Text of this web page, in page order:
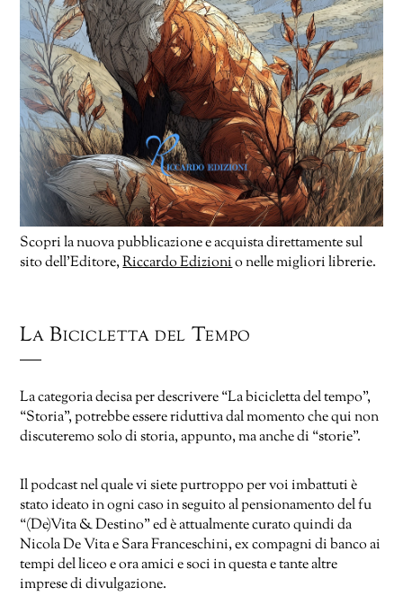
Scopri la nuova pubblicazione e acquista direttamente sul
sito dell’Editore,Riccardo Edizionio nelle migliori librerie.
La Bicicletta del Tempo
La categoria decisa per descrivere “La bicicletta del tempo”,
“Storia”, potrebbe essere riduttiva dal momento che qui non
discuteremo solo di storia, appunto, ma anche di “storie”.
Il podcast nel quale vi siete purtroppo per voi imbattuti è
stato ideato in ogni caso in seguito al pensionamento del fu
“(De)Vita & Destino” ed è attualmente curato quindi da
Nicola De Vita e Sara Franceschini, ex compagni di banco ai
tempi del liceo e ora amici e soci in questa e tante altre
imprese di divulgazione.